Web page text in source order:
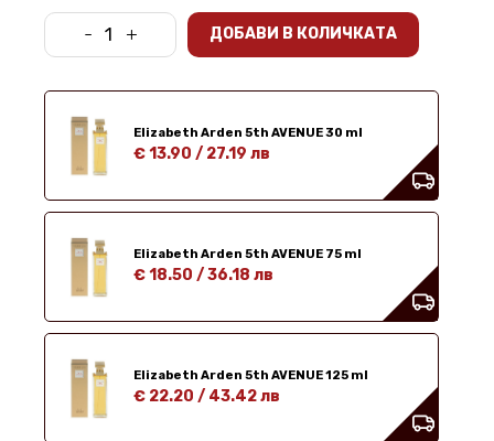
- + ДОБАВИ В КОЛИЧКАТА
Elizabeth Arden 5th AVENUE 30 ml
€ 13.90 / 27.19 лв
Elizabeth Arden 5th AVENUE 75 ml
€ 18.50 /36.18 лв
Elizabeth Arden 5th AVENUE 125 ml
€ 22.20 / 43.42 лв